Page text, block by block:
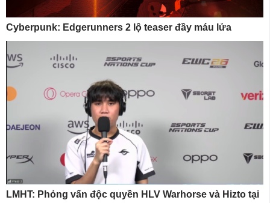
Cyberpunk: Edgerunners 2 lộ teaser đầy máu lửa
LMHT: Phỏng vấn độc quyền HLV Warhorse và Hizto tại